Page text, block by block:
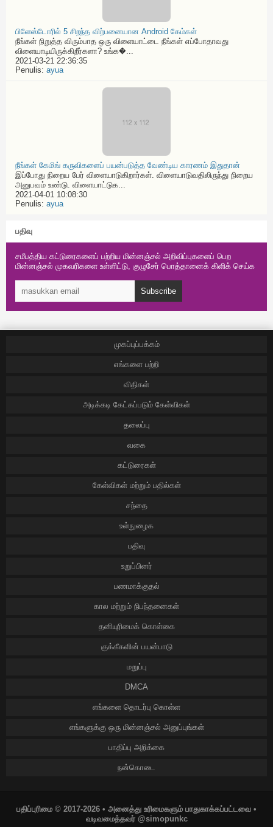
பிளேஸ்டோரில் 5 சிறந்த விற்பனையான Android கேம்கள்
நீங்கள் நிறுத்த விரும்பாத ஒரு விளையாட்டை நீங்கள் எப்போதாவது
விளையாடியிருக்கிறீர்களா? உங்க�...
2021-03-21 22:36:35
Penulis: ayua
நீங்கள் கேமிங் கருவிகளைப் பயன்படுத்த வேண்டிய காரணம் இதுதான்
இப்போது நிறைய பேர் விளையாடுகிறார்கள். விளையாடுவதிலிருந்து நிறைய
அனுபவம் உண்டு. விளையாட்டுக...
2021-04-01 10:08:30
Penulis: ayua
பதிவு
சமீபத்திய கட்டுரைகளைப் பற்றிய மின்னஞ்சல் அறிவிப்புகளைப் பெற
மின்னஞ்சல் முகவரிகளை உள்ளிட்டு, குழுசேர் பொத்தானைக் கிளிக் செய்க
Subscribe
முகப்புப்பக்கம்
எங்களை பற்றி
விதிகள்
அடிக்கடி கேட்கப்படும் கேள்விகள்
தலைப்பு
வகை
கட்டுரைகள்
கேள்விகள் மற்றும் பதில்கள்
சந்தை
உள்நுழைக
பதிவு
உறுப்பினர்
பணமாக்குதல்
கால மற்றும் நிபந்தனைகள்
தனியுரிமைக் கொள்கை
குக்கீகளின் பயன்பாடு
மறுப்பு
DMCA
எங்களை தொடர்பு கொள்ள
எங்களுக்கு ஒரு மின்னஞ்சல் அனுப்புங்கள்
பாதிப்பு அறிக்கை
நன்கொடை
பதிப்புரிமை © 2017-2026 • அனைத்து உரிமைகளும் பாதுகாக்கப்பட்டவை •
வடிவமைத்தவர் @simopunkc